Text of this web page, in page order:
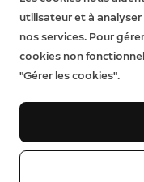
utilisateur et à
nos services. Pour
cookies non
"Gérer les cookies".